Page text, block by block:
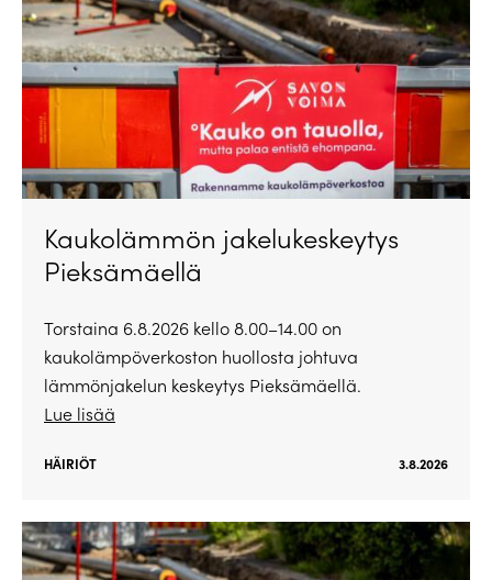
Kaukolämmön jakelukeskeytys
Pieksämäellä
Torstaina 6.8.2026 kello 8.00–14.00 on
kaukolämpöverkoston huollosta johtuva
lämmönjakelun keskeytys Pieksämäellä.
Lue lisää
HÄIRIÖT 3.8.2026